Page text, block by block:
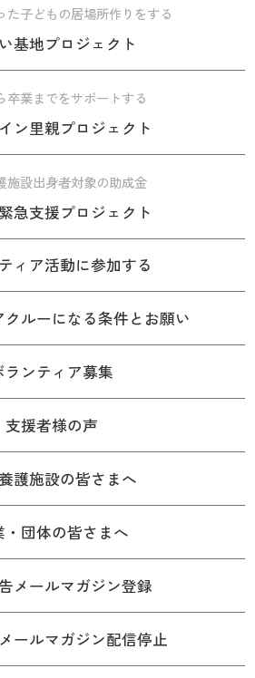
た子どもの居場所作りをする
基地プロジェクト
卒業までをサポートする
ン里親プロジェクト
施設出身者対象の助成金
急支援プロジェクト
ィア活動に参加する
ルーになる条件とお願い
ランティア募集
支援者様の声
護施設の皆さまへ
・団体の皆さまへ
メールマガジン登録
ールマガジン配信停止